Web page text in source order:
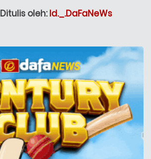
Ditulis oleh:Id._.DaFaNeWs